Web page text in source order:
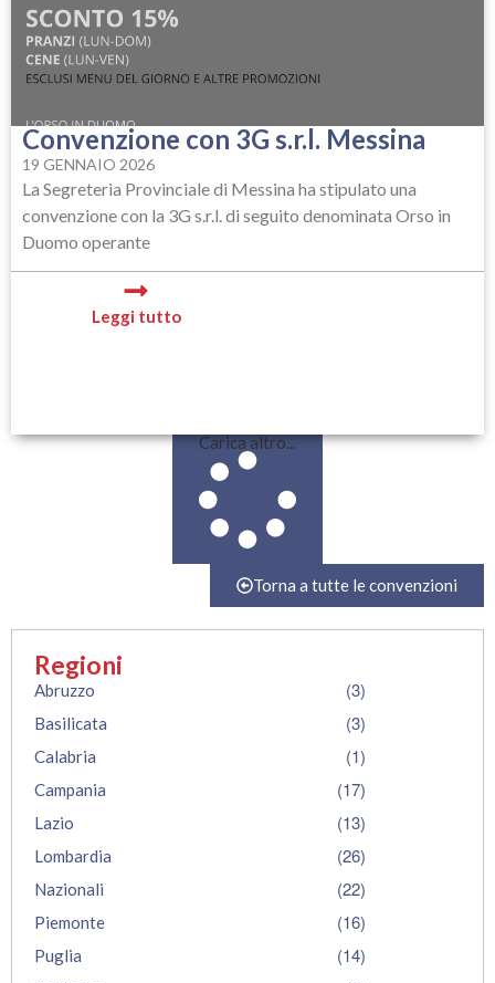
Convenzione con 3G s.r.l. Messina
19 GENNAIO 2026
La Segreteria Provinciale di Messina ha stipulato una
convenzione con la 3G s.r.l. di seguito denominata Orso in
Duomo operante
Leggi tutto
Carica altro...
Torna a tutte le convenzioni
Regioni
Abruzzo (3)
Basilicata (3)
Calabria (1)
Campania (17)
Lazio (13)
Lombardia (26)
Nazionali (22)
Piemonte (16)
Puglia (14)